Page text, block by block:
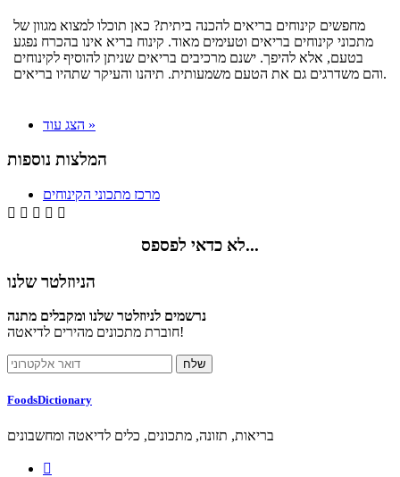
מחפשים קינוחים בריאים להכנה ביתית? כאן תוכלו למצוא מגוון של
מתכוני קינוחים בריאים וטעימים מאוד. קינוח בריא אינו בהכרח נפגע
בטעם, אלא להיפך. ישנם מרכיבים בריאים שניתן להוסיף לקינוחים
והם משדרגים גם את הטעם משמעותית. תיהנו והעיקר שתהיו בריאים.
הצג עוד »
המלצות נוספות
מרכז מתכוני הקינוחים
    
לא כדאי לפספס...
הניוזלטר שלנו
נרשמים לניוזלטר שלנו ומקבלים מתנה
חוברת מתכונים מהירים לדיאטה!
FoodsDictionary
בריאות, תזונה, מתכונים, כלים לדיאטה ומחשבונים
